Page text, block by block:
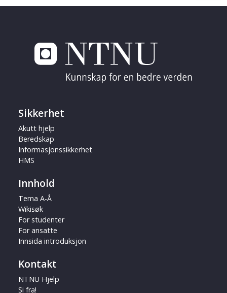
Sikkerhet
Akutt hjelp
Beredskap
Informasjonssikkerhet
HMS
Innhold
Tema A-Å
Wikisøk
For studenter
For ansatte
Innsida introduksjon
Kontakt
NTNU Hjelp
Si fra!